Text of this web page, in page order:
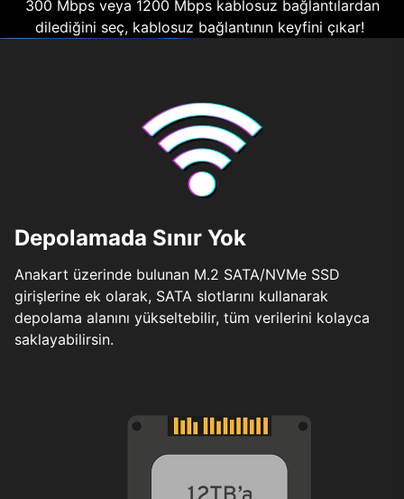
300 Mbps veya 1200 Mbps kablosuz bağlantılardan
dilediğini seç, kablosuz bağlantının keyfini çıkar!
Depolamada Sınır Yok
Anakart üzerinde bulunan M.2 SATA/NVMe SSD
girişlerine ek olarak, SATA slotlarını kullanarak
depolama alanını yükseltebilir, tüm verilerini kolayca
saklayabilirsin.